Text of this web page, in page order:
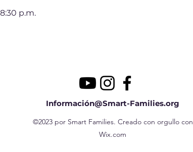
p.m.
Información@Smart-Families.org
©2023 por Smart Families. Creado con orgullo con
Wix.com